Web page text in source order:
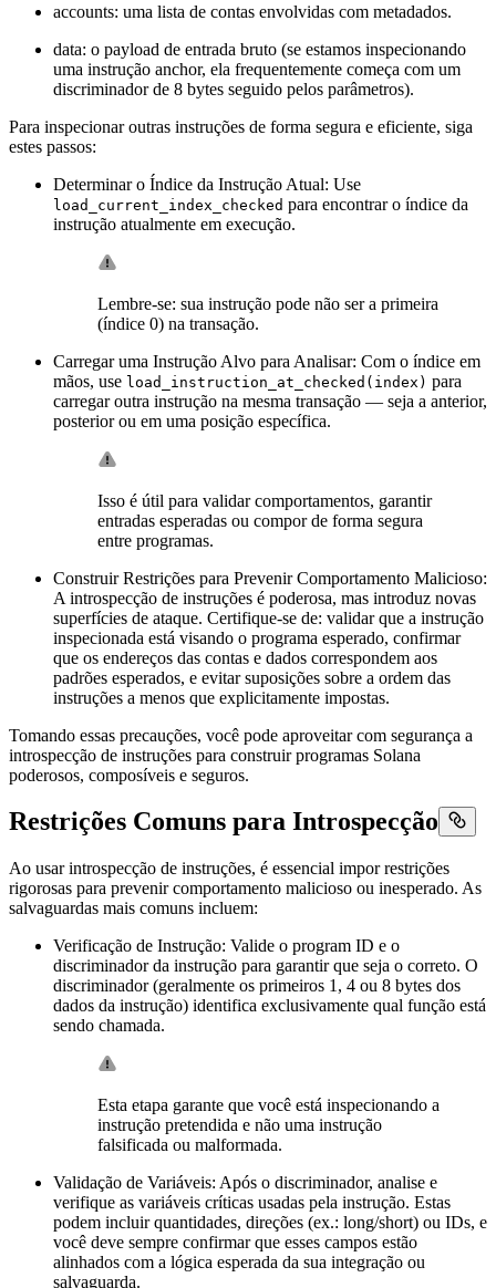
accounts: uma lista de contas envolvidas com metadados.
data: o payload de entrada bruto (se estamos inspecionando
uma instrução anchor, ela frequentemente começa com um
discriminador de 8 bytes seguido pelos parâmetros).
Para inspecionar outras instruções de forma segura e eficiente, siga
estes passos:
Determinar o Índice da Instrução Atual: Use
load_current_index_checked para encontrar o índice da
instrução atualmente em execução.
Lembre-se: sua instrução pode não ser a primeira
(índice 0) na transação.
Carregar uma Instrução Alvo para Analisar: Com o índice em
mãos, use load_instruction_at_checked(index) para
carregar outra instrução na mesma transação — seja a anterior,
posterior ou em uma posição específica.
Isso é útil para validar comportamentos, garantir
entradas esperadas ou compor de forma segura
entre programas.
Construir Restrições para Prevenir Comportamento Malicioso:
A introspecção de instruções é poderosa, mas introduz novas
superfícies de ataque. Certifique-se de: validar que a instrução
inspecionada está visando o programa esperado, confirmar
que os endereços das contas e dados correspondem aos
padrões esperados, e evitar suposições sobre a ordem das
instruções a menos que explicitamente impostas.
Tomando essas precauções, você pode aproveitar com segurança a
introspecção de instruções para construir programas Solana
poderosos, composíveis e seguros.
Restrições Comuns para Introspecção
Ao usar introspecção de instruções, é essencial impor restrições
rigorosas para prevenir comportamento malicioso ou inesperado. As
salvaguardas mais comuns incluem:
Verificação de Instrução: Valide o program ID e o
discriminador da instrução para garantir que seja o correto. O
discriminador (geralmente os primeiros 1, 4 ou 8 bytes dos
dados da instrução) identifica exclusivamente qual função está
sendo chamada.
Esta etapa garante que você está inspecionando a
instrução pretendida e não uma instrução
falsificada ou malformada.
Validação de Variáveis: Após o discriminador, analise e
verifique as variáveis críticas usadas pela instrução. Estas
podem incluir quantidades, direções (ex.: long/short) ou IDs, e
você deve sempre confirmar que esses campos estão
alinhados com a lógica esperada da sua integração ou
salvaguarda.